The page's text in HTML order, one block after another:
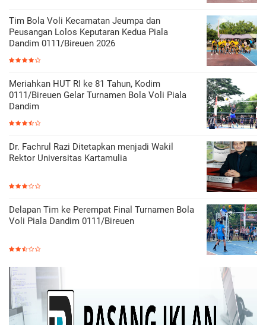
Tim Bola Voli Kecamatan Jeumpa dan
Peusangan Lolos Keputaran Kedua Piala
Dandim 0111/Bireuen 2026
Meriahkan HUT RI ke 81 Tahun, Kodim
0111/Bireuen Gelar Turnamen Bola Voli Piala
Dandim
Dr. Fachrul Razi Ditetapkan menjadi Wakil
Rektor Universitas Kartamulia
Delapan Tim ke Perempat Final Turnamen Bola
Voli Piala Dandim 0111/Bireuen